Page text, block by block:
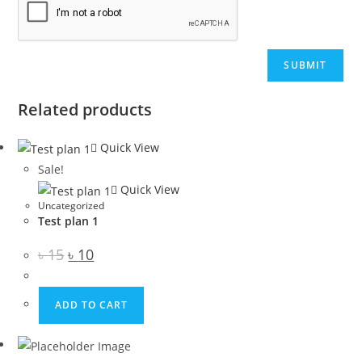
Related products
Quick View
Sale!
Quick View
Uncategorized
Test plan 1
৳15 Original
price
৳ 15.
৳ 10Current
price
৳ 10.
ADD TO CART